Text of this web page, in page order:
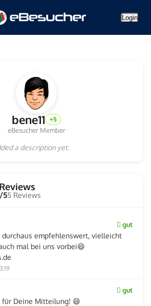
Login
bene11 +5
eBesucher Member
a description yet.
55 Reviews
gut
durchaus empfehlenswert, vielleicht
mal bei uns vorbei😄
gut
für Deine Mitteilung! 😄